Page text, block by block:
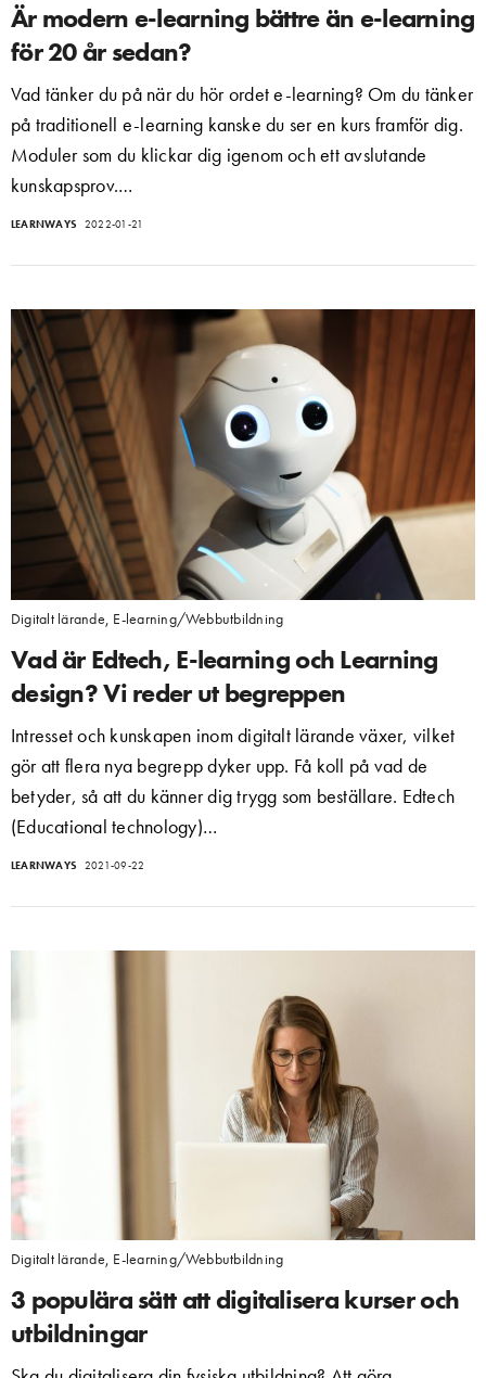
Är modern e-learning bättre än e-learning
för 20 år sedan?
Vad tänker du på när du hör ordet e-learning? Om du tänker
på traditionell e-learning kanske du ser en kurs framför dig.
Moduler som du klickar dig igenom och ett avslutande
kunskapsprov.…
LEARNWAYS 2022-01-21
Digitalt lärande E-learning/Webbutbildning
Vad är Edtech, E-learning och Learning
design? Vi reder ut begreppen
Intresset och kunskapen inom digitalt lärande växer, vilket
gör att flera nya begrepp dyker upp. Få koll på vad de
betyder, så att du känner dig trygg som beställare. Edtech
(Educational technology)…
LEARNWAYS 2021-09-22
Digitalt lärande, E-learning/Webbutbildning
3 populära sätt att digitalisera kurser och
utbildningar